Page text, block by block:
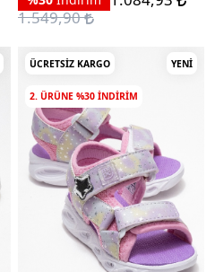
1.549,90
ÜCRETSIZ KARGO YENI
2. ÜRÜNE %30 INDIRIM